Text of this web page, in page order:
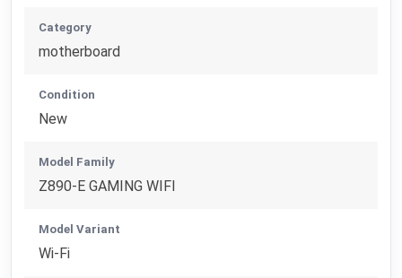
Category
motherboard
Condition
New
Model Family
Z890-E GAMING WIFI
Model Variant
Wi-Fi